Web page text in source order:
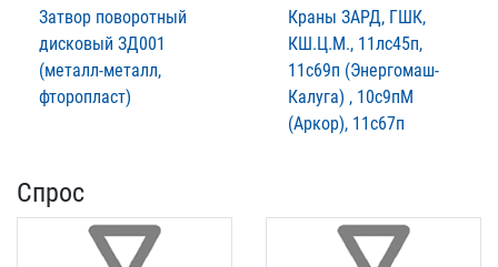
Затвор поворотный
дисковый ЗД001
(металл-металл,
фторопласт)
Краны ЗАРД, ГШК,
КШ.Ц.М., 11лс45п,
11с69п (Энергомаш-
Калуга) , 10с9пМ
(Аркор), 11с67п
Спрос